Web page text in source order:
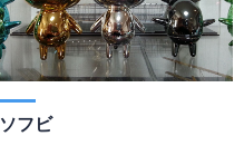
ソフビ